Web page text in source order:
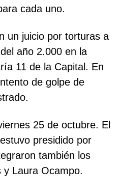
cada uno.
un juicio por torturas a
año 2.000 en la
11 de la Capital. En
de golpe de
25 de octubre. El
presidido por
también los
y Laura Ocampo.